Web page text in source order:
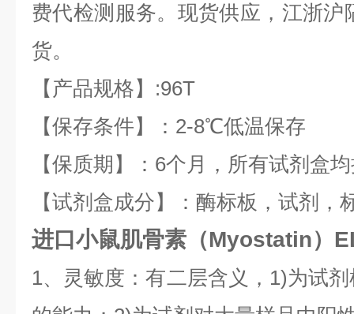
费代检测服务。现货供应，江浙沪
货。
【产品规格】:96T
【保存条件】：2-8℃低温保存
【保质期】：6个月，所有试剂盒
【试剂盒成分】：酶标板，试剂，
进口小鼠肌骨素（Myostatin）
1、灵敏度：有二层含义，1)为试